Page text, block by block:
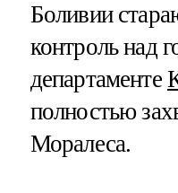
Боливии
контроль над
департаменте
полностью
Моралеса.